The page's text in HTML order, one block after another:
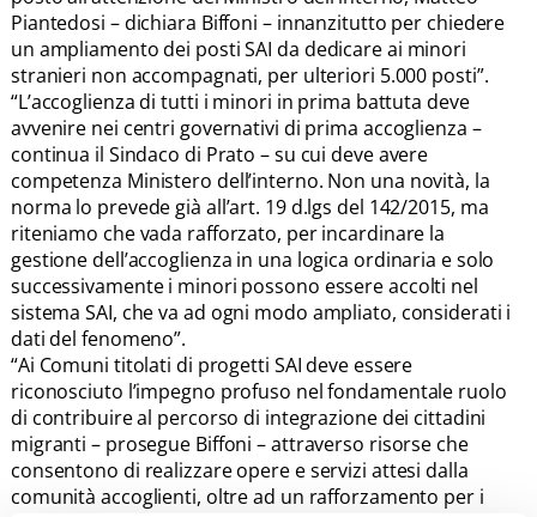
Piantedosi – dichiara Biffoni – innanzitutto per chiedere
un ampliamento dei posti SAI da dedicare ai minori
stranieri non accompagnati, per ulteriori 5.000 posti”.
“L’accoglienza di tutti i minori in prima battuta deve
avvenire nei centri governativi di prima accoglienza –
continua il Sindaco di Prato – su cui deve avere
competenza Ministero dell’interno. Non una novità, la
norma lo prevede già all’art. 19 d.lgs del 142/2015, ma
riteniamo che vada rafforzato, per incardinare la
gestione dell’accoglienza in una logica ordinaria e solo
successivamente i minori possono essere accolti nel
sistema SAI, che va ad ogni modo ampliato, considerati i
dati del fenomeno”.
“Ai Comuni titolati di progetti SAI deve essere
riconosciuto l’impegno profuso nel fondamentale ruolo
di contribuire al percorso di integrazione dei cittadini
migranti – prosegue Biffoni – attraverso risorse che
consentono di realizzare opere e servizi attesi dalla
comunità accoglienti, oltre ad un rafforzamento per i